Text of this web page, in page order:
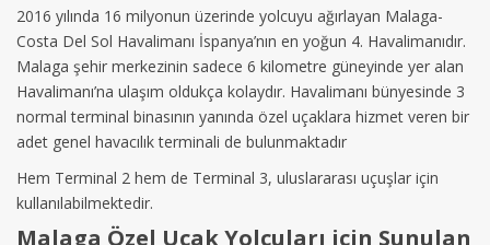
2016 yılında 16 milyonun üzerinde yolcuyu ağırlayan Malaga-
Costa Del Sol Havalimanı İspanya’nın en yoğun 4. Havalimanıdır.
Malaga şehir merkezinin sadece 6 kilometre güneyinde yer alan
Havalimanı’na ulaşım oldukça kolaydır. Havalimanı bünyesinde 3
normal terminal binasının yanında özel uçaklara hizmet veren bir
adet genel havacılık terminali de bulunmaktadır
Hem Terminal 2 hem de Terminal 3, uluslararası uçuşlar için
kullanılabilmektedir.
Malaga Özel Uçak Yolcuları için Sunulan